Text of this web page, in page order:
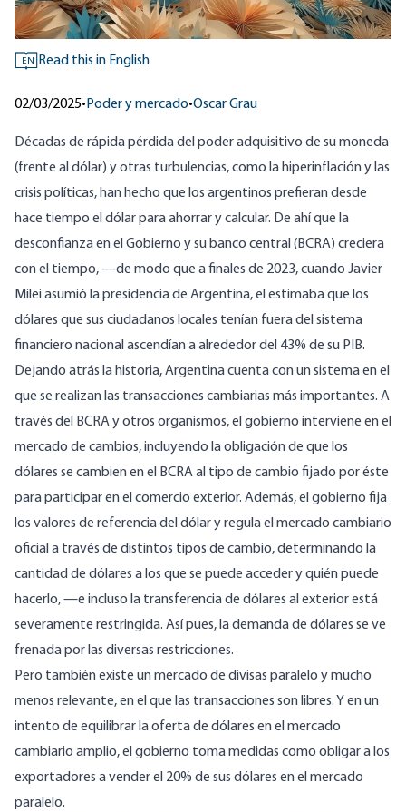
EN Read this in English
02/03/2025• Poder y mercado•Oscar Grau
Décadas de rápida pérdida del poder adquisitivo de su moneda
(frente al dólar) y otras turbulencias, como la hiperinflación y las
crisis políticas, han hecho que los argentinos prefieran desde
hace tiempo el dólar para ahorrar y calcular. De ahí que la
desconfianza en el Gobierno y su banco central (BCRA) creciera
con el tiempo, —de modo que a finales de 2023, cuando Javier
Milei asumió la presidencia de Argentina, el estimaba que los
dólares que sus ciudadanos locales tenían fuera del sistema
financiero nacional ascendían a alrededor del 43% de su PIB.
Dejando atrás la historia, Argentina cuenta con un sistema en el
que se realizan las transacciones cambiarias más importantes. A
través del BCRA y otros organismos, el gobierno interviene en el
mercado de cambios, incluyendo la obligación de que los
dólares se cambien en el BCRA al tipo de cambio fijado por éste
para participar en el comercio exterior. Además, el gobierno fija
los valores de referencia del dólar y regula el mercado cambiario
oficial a través de distintos tipos de cambio, determinando la
cantidad de dólares a los que se puede acceder y quién puede
hacerlo, —e incluso la transferencia de dólares al exterior está
severamente restringida. Así pues, la demanda de dólares se ve
frenada por las diversas restricciones.
Pero también existe un mercado de divisas paralelo y mucho
menos relevante, en el que las transacciones son libres. Y en un
intento de equilibrar la oferta de dólares en el mercado
cambiario amplio, el gobierno toma medidas como obligar a los
exportadores a vender el 20% de sus dólares en el mercado
paralelo.